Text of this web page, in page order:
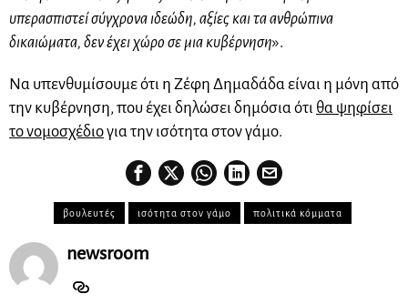
υπερασπιστεί σύγχρονα ιδεώδη, αξίες και τα ανθρώπινα
δικαιώματα, δεν έχει χώρο σε μια κυβέρνηση».
Να υπενθυμίσουμε ότι η Ζέφη Δημαδάδα είναι η μόνη από
την κυβέρνηση, που έχει δηλώσει δημόσια ότι θα ψηφίσει
το νομοσχέδιογια την ισότητα στον γάμο.
βουλευτές ισότητα στον γάμο πολιτικά κόμματα
newsroom